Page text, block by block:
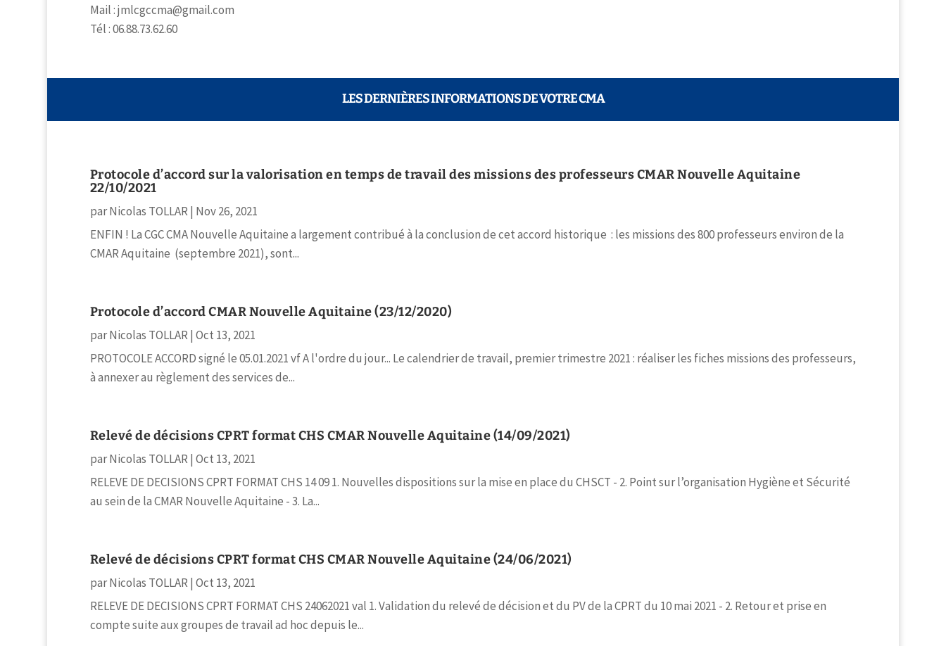
Mail : jmlcgccma@gmail.com
Tél :06.88.73.62.60
LES DERNIÈRES INFORMATIONS DE VOTRE CMA
Protocole d’accord sur la valorisation en temps de travail des missions des professeurs CMAR Nouvelle Aquitaine
22/10/2021
parNicolas TOLLAR| Nov 26, 2021
ENFIN ! La CGC CMA Nouvelle Aquitaine a largement contribué à la conclusion de cet accord historique : les missions des 800 professeurs environ de la
CMAR Aquitaine (septembre 2021), sont...
Protocole d’accord CMAR Nouvelle Aquitaine (23/12/2020)
parNicolas TOLLAR| Oct 13, 2021
PROTOCOLE ACCORD signé le 05.01.2021 vf A l'ordre du jour... Le calendrier de travail, premier trimestre 2021 : réaliser les fiches missions des professeurs,
à annexer au règlement des services de...
Relevé de décisions CPRT format CHS CMAR Nouvelle Aquitaine (14/09/2021)
parNicolas TOLLAR| Oct 13, 2021
RELEVE DE DECISIONS CPRT FORMAT CHS 14 09 1. Nouvelles dispositions sur la mise en place du CHSCT - 2. Point sur l’organisation Hygiène et Sécurité
au sein de la CMAR Nouvelle Aquitaine - 3. La...
Relevé de décisions CPRT format CHS CMAR Nouvelle Aquitaine (24/06/2021)
parNicolas TOLLAR| Oct 13, 2021
RELEVE DE DECISIONS CPRT FORMAT CHS 24062021 val 1. Validation du relevé de décision et du PV de la CPRT du 10 mai 2021 - 2. Retour et prise en
compte suite aux groupes de travail ad hoc depuis le...